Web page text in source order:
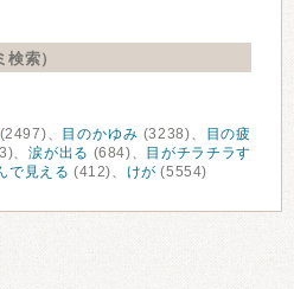
索）
(2497)、 目のかゆみ (3238)、
目の疲
、涙が出る (684)、
目がチラチラす
で見える (412)、 けが (5554)